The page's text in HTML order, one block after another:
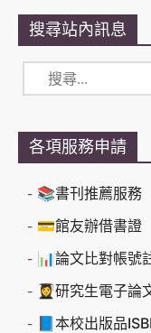
搜尋站內訊息
各項服務申請
📚書刊推薦服務
💳館友辦借書證
📊論文比對帳號
👩‍🎓研究生電子
📘本校出版品